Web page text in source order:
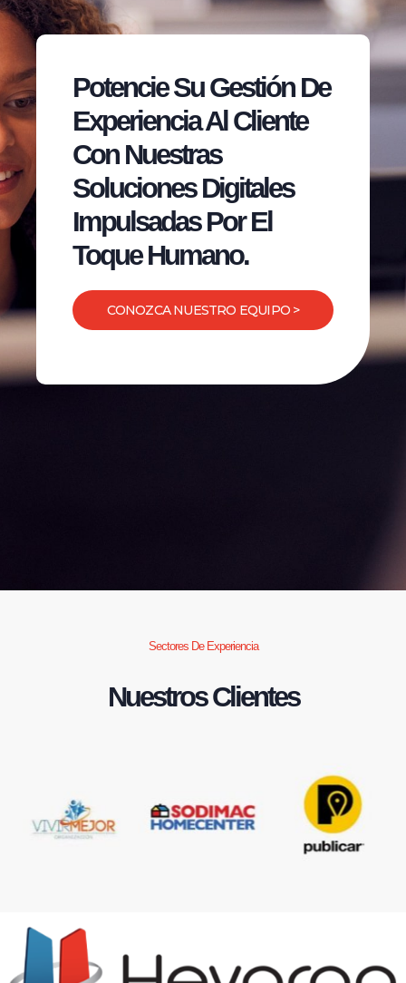
Potencie Su Gestión De
Experiencia Al Cliente
Con Nuestras
Soluciones Digitales
Impulsadas Por El
Toque Humano.
CONOZCA NUESTRO EQUIPO >
Sectores De Experiencia
Nuestros Clientes